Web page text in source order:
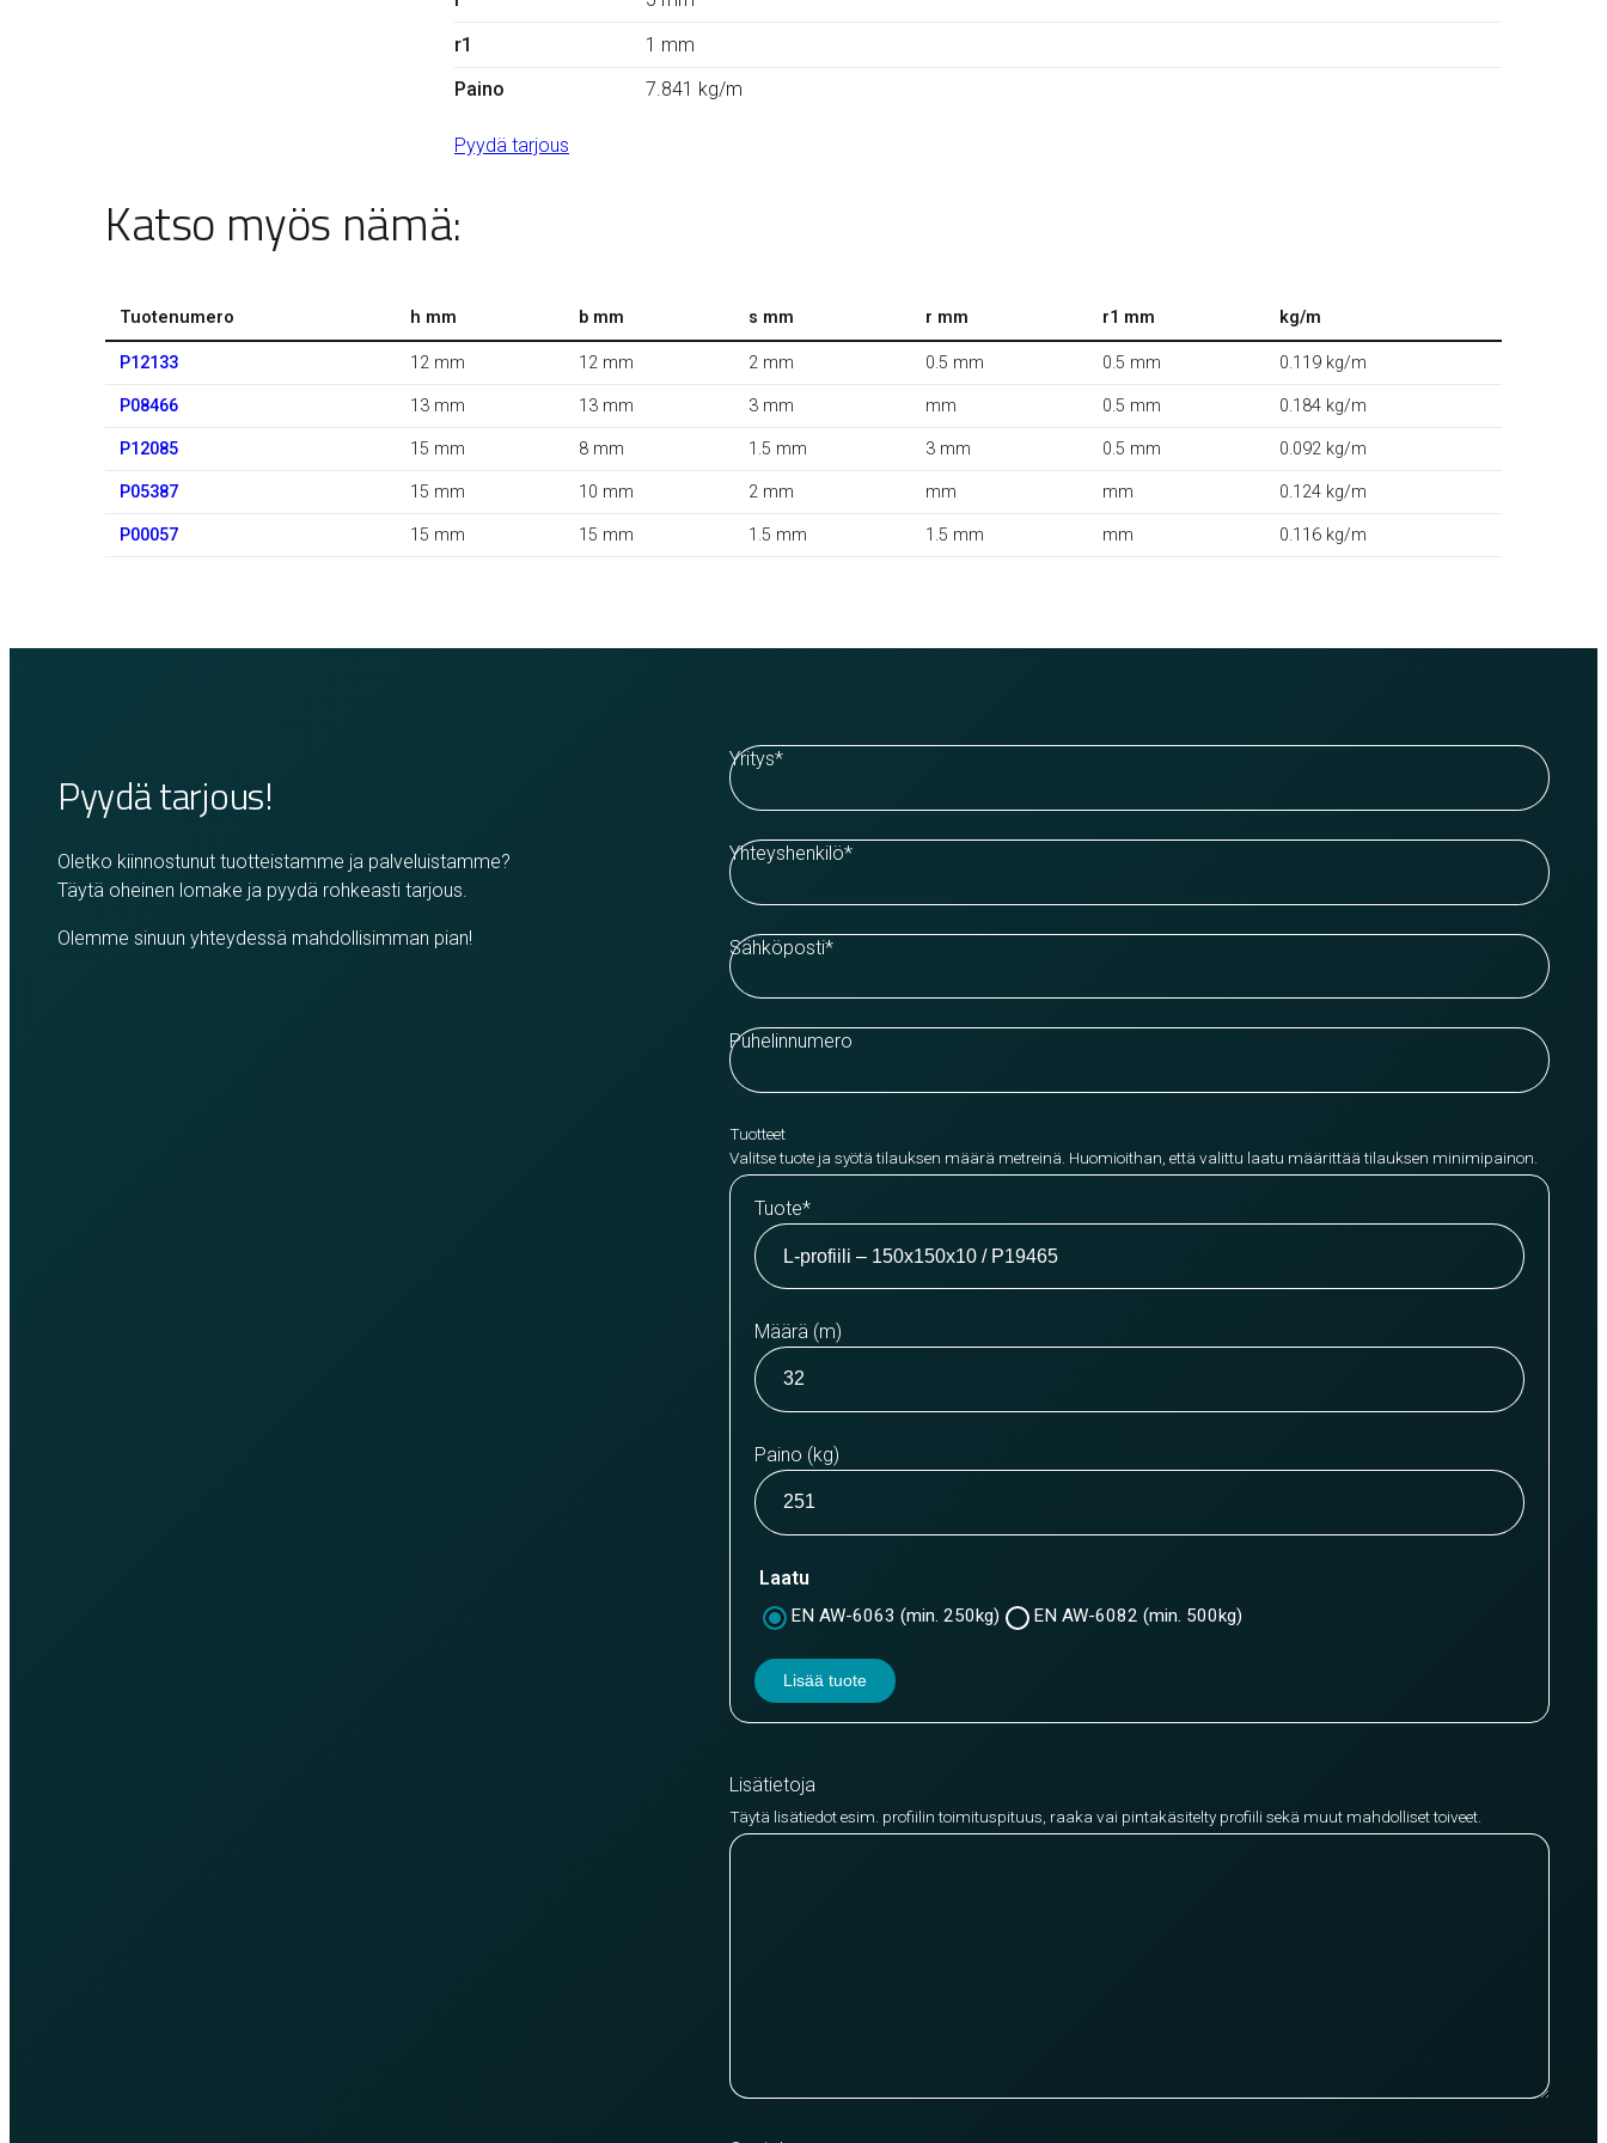
r1
1 mm
Paino
7.841 kg/m
Pyydä tarjous
Katso myös nämä:
Tuotenumero h mm b mm s mm r mm r1 mm kg/m
P12133 12 mm 12 mm 2 mm 0.5 mm 0.5 mm 0.119 kg/m
P08466 13 mm 13 mm 3 mm mm 0.5 mm 0.184 kg/m
P12085 15 mm 8 mm 1.5 mm 3 mm 0.5 mm 0.092 kg/m
P05387 15 mm 10 mm 2 mm mm mm 0.124 kg/m
P00057 15 mm 15 mm 1.5 mm 1.5 mm mm 0.116 kg/m
Pyydä tarjous!
Oletko kiinnostunut tuotteistamme ja palveluistamme?
Täytä oheinen lomake ja pyydä rohkeasti tarjous.
Olemme sinuun yhteydessä mahdollisimman pian!
Yritys*
Yhteyshenkilö*
Sähköposti*
Puhelinnumero
Tuotteet
Valitse tuote ja syötä tilauksen määrä metreinä. Huomioithan, että valittu laatu määrittää tilauksen minimipainon.
Tuote*
Määrä (m)
Paino (kg)
Laatu
EN AW-6063 (min. 250kg) EN AW-6082 (min. 500kg)
Lisää tuote
Lisätietoja
Täytä lisätiedot esim. profiilin toimituspituus, raaka vai pintakäsitelty profiili sekä muut mahdolliset toiveet.